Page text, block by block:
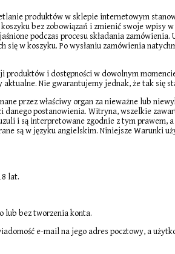
produktów w sklepie internetowym
bez zobowiązań i zmienić swoje wpisy
podczas procesu składania
się w koszyku. Po wysłaniu zamówienia
i dostępności w dowolnym
Nie gwarantujemy jednak, że tak się
przez właściwy organ za nieważne lub
danego postanowienia. Witryna, wszelkie
i są interpretowane zgodnie z tym prawem,
są w języku angielskim. Niniejsze Warunki
lat.
lub bez tworzenia konta.
e-mail na jego adres pocztowy, a